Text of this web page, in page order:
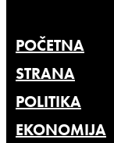
POČETNA
STRANA
POLITIKA
EKONOMIJA